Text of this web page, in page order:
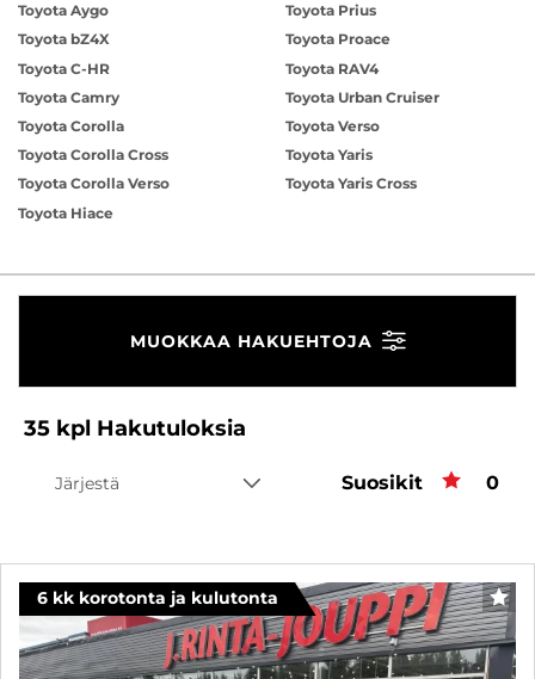
Toyota Aygo
Toyota bZ4X
Toyota C-HR
Toyota Camry
Toyota Corolla
Toyota Corolla Cross
Toyota Corolla Verso
Toyota Hiace
Toyota Prius
Toyota Proace
Toyota RAV4
Toyota Urban Cruiser
Toyota Verso
Toyota Yaris
Toyota Yaris Cross
MUOKKAA HAKUEHTOJA
35 kpl Hakutuloksia
Järjestä Suosikit 0
6 kk korotonta ja kulutonta